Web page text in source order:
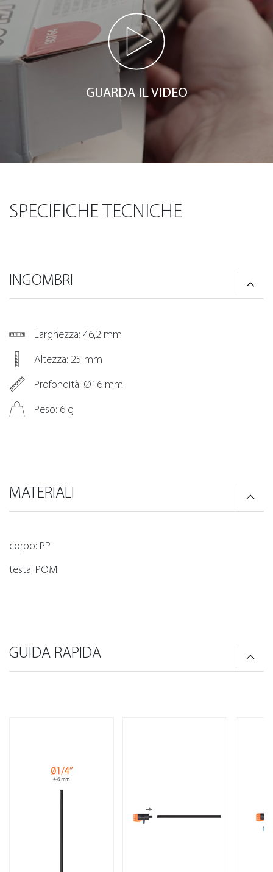
GUARDA IL VIDEO
SPECIFICHE TECNICHE
INGOMBRI
Larghezza: 46,2 mm
Altezza: 25 mm
Profondità: Ø16 mm
Peso: 6 g
MATERIALI
corpo: PP
testa: POM
GUIDA RAPIDA